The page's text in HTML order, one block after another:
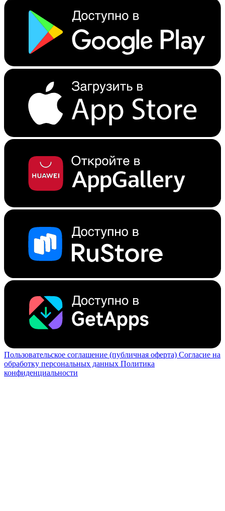
Пользовательское соглашение (публичная оферта) Согласие на
обработку персональных данных Политика
конфиденциальности